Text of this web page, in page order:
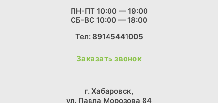
ПН-ПТ 10:00 — 19:00
СБ-ВС 10:00 — 18:00
Тел: 89145441005
Заказать звонок
г. Хабаровск,
ул. Павла Морозова 84